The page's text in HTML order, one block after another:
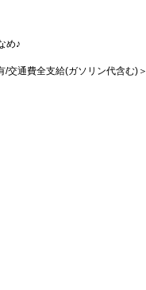
め♪
通費全支給(ガソリン代含む)＞